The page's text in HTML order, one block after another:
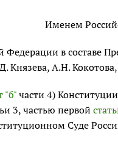
Именем
в составе
Князева, А.Н.
"б"части 4)
3, частью первой
Суде